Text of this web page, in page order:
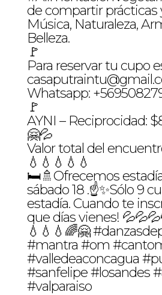
de compartir prácticas
Música, Naturaleza,
Belleza.
🚩
Para reservar tu cupo
Whatsapp:
🚩
AYNI – Reciprocidad:
🤗💦
Valor total del
💧💧💧💧💧
🛏️🚿Ofrecemos
sábado 18 .☝️✨Sólo 9
estadía. Cuando te
que días vienes!
💧💧💧🌈🤗
#mantra #om
#valledeaconcagua
#sanfelipe #losandes
#valparaiso